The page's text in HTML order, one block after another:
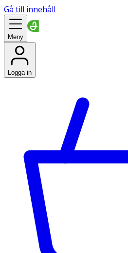
Gå till innehåll
Meny
Logga in